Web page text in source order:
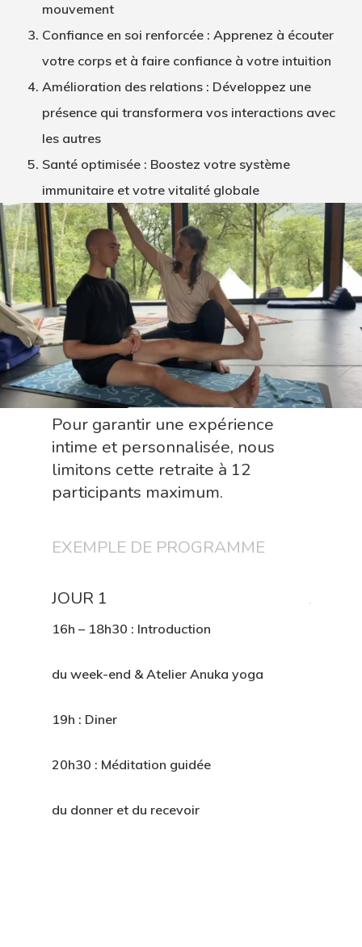
mouvement
Confiance en soi renforcée : Apprenez à écouter
votre corps et à faire confiance à votre intuition
Amélioration des relations : Développez une
présence qui transformera vos interactions avec
les autres
Santé optimisée : Boostez votre système
immunitaire et votre vitalité globale
Pour garantir une expérience
intime et personnalisée, nous
limitons cette retraite à 12
participants maximum.
EXEMPLE DE PROGRAMME
JOUR 1
16h – 18h30 : Introduction
du week-end & Atelier Anuka yoga
19h : Diner
20h30 : Méditation guidée
du donner et du recevoir